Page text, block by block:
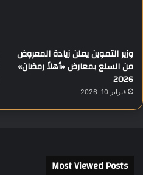
وزير التموين يعلن زيادة المعروض
من السلع بمعارض «أهلاً رمضان»
2026
فبراير 10, 2026
Most Viewed Posts